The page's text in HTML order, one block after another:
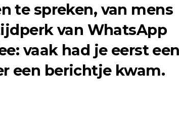
te spreken, van mens
van WhatsApp
vaak had je eerst een
een berichtje kwam.